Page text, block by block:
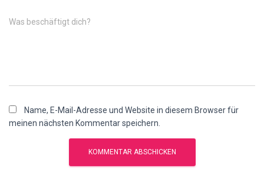
Was beschäftigt dich?
Name, E-Mail-Adresse und Website in diesem Browser für
meinen nächsten Kommentar speichern.